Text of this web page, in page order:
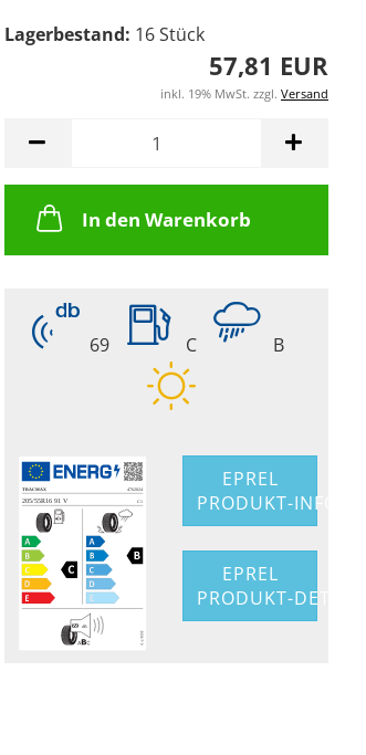
Lagerbestand: 16Stück
57,81 EUR
inkl. 19% MwSt. zzgl. Versand
In den Warenkorb
69 C B
EPREL
PRODUKT-INFO
EPREL
PRODUKT-DETAIL